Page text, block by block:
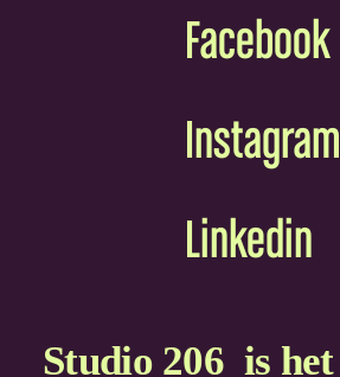
Studio 206 is het
Facebook
Instagram
Linkedin
Joel · Studio 206
Direct beschikbaar